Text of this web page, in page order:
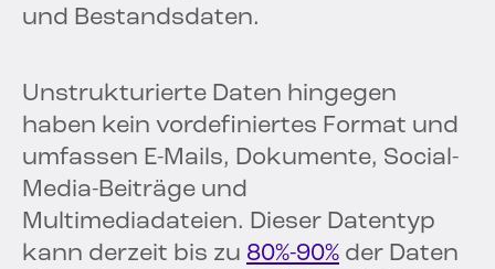
und Bestandsdaten.
Unstrukturierte Daten hingegen
haben kein vordefiniertes Format und
umfassen E-Mails, Dokumente, Social-
Media-Beiträge und
Multimediadateien. Dieser Datentyp
kann derzeit bis zu 80%-90% der Daten